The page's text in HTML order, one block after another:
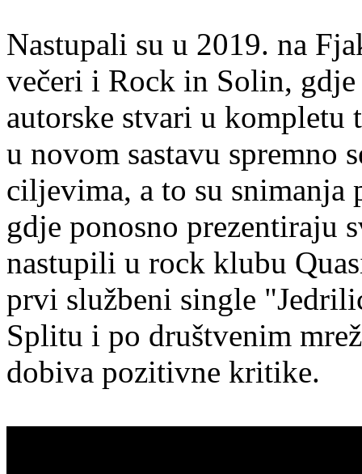
Nastupali su u 2019. na
večeri i Rock in Solin,
autorske stvari u kompletu
u novom sastavu spremno
ciljevima, a to su
gdje ponosno prezentiraju
nastupili u rock klubu
prvi službeni single
Splitu i po društvenim
dobiva pozitivne kritike.